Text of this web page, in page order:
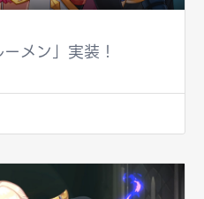
メン」実装！